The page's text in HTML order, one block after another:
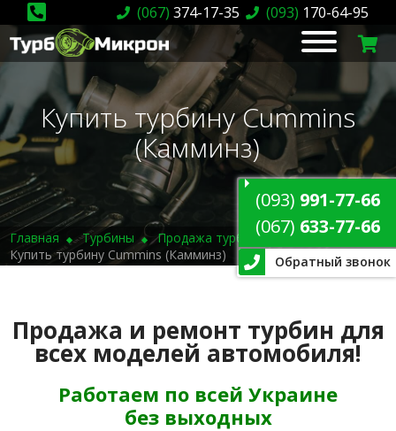
(067) 374-17-35 (093) 170-64-95
(093) 991-77-66
(067) 633-77-66
Обратный звонок
Купить турбину Cummins
(Камминз)
Главная Турбины
Продажа турбин
Купить турбину Cummins (Камминз)
Продажа и ремонт турбин для
всех моделей автомобиля!
Работаем по всей Украине
без выходных